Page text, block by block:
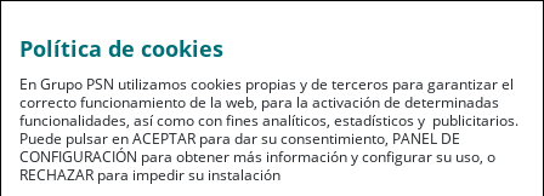
Ahorro
Política de cookies
En Grupo PSN utilizamos cookies propias y de terceros para garantizar el
correcto funcionamiento de la web, para la activación de determinadas
funcionalidades, así como con fines analíticos, estadísticos y publicitarios.
Puede pulsar en ACEPTAR para dar su consentimiento, PANEL DE
CONFIGURACIÓN para obtener más información y configurar su uso, o
RECHAZAR para impedir su instalación​​​​​​​